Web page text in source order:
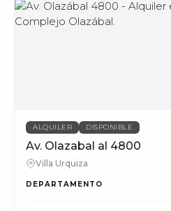
MUV
ALQUILER DISPONIBLE
Av. Olazabal al 4800
Villa Urquiza
DEPARTAMENTO